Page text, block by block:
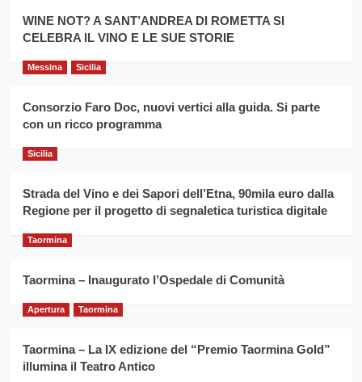
la
filiera
grano
per
il
anno
Franco
Caruso
WINE NOT? A SANT’ANDREA DI ROMETTA SI
CELEBRA IL VINO E LE SUE STORIE
Messina Sicilia
Consorzio Faro Doc, nuovi vertici alla guida. Si parte
con un ricco programma
Sicilia
Strada del Vino e dei Sapori dell’Etna, 90mila euro dalla
Regione per il progetto di segnaletica turistica digitale
Taormina
Taormina – Inaugurato l’Ospedale di Comunità
Apertura Taormina
Taormina – La IX edizione del “Premio Taormina Gold”
illumina il Teatro Antico